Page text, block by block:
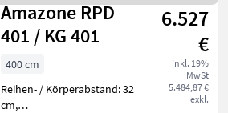
Fahrwerksschwin
Amazone RPD
401 / KG 401
6.527
€
inkl. 19%
MwSt
5.484,87 €
exkl.
400 cm
Reihen- / Körperabstand: 32
cm,